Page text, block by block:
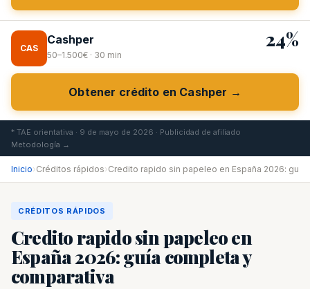
CAS
Cashper
50–1.500€ · 30 min
24%
Obtener crédito en Cashper →
* TAE orientativa · 9 de mayo de 2026 · Publicidad de afiliado
Metodología →
Inicio›Créditos rápidos›Credito rapido sin papeleo en España 2026: gu
CRÉDITOS RÁPIDOS
Credito rapido sin papeleo en
España 2026: guía completa y
comparativa